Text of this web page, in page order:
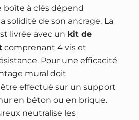
boîte à clés dépend
solidité de son ancrage. La
livrée avec un kit de
comprenant 4 vis et
Pour une efficacité
mural doit
effectué sur un support
en béton ou en brique.
neutralise les